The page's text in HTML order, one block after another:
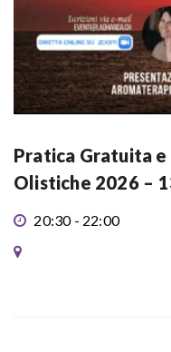
Pratica Gratuita e
Olistiche 2026 –
20:30 - 22:00